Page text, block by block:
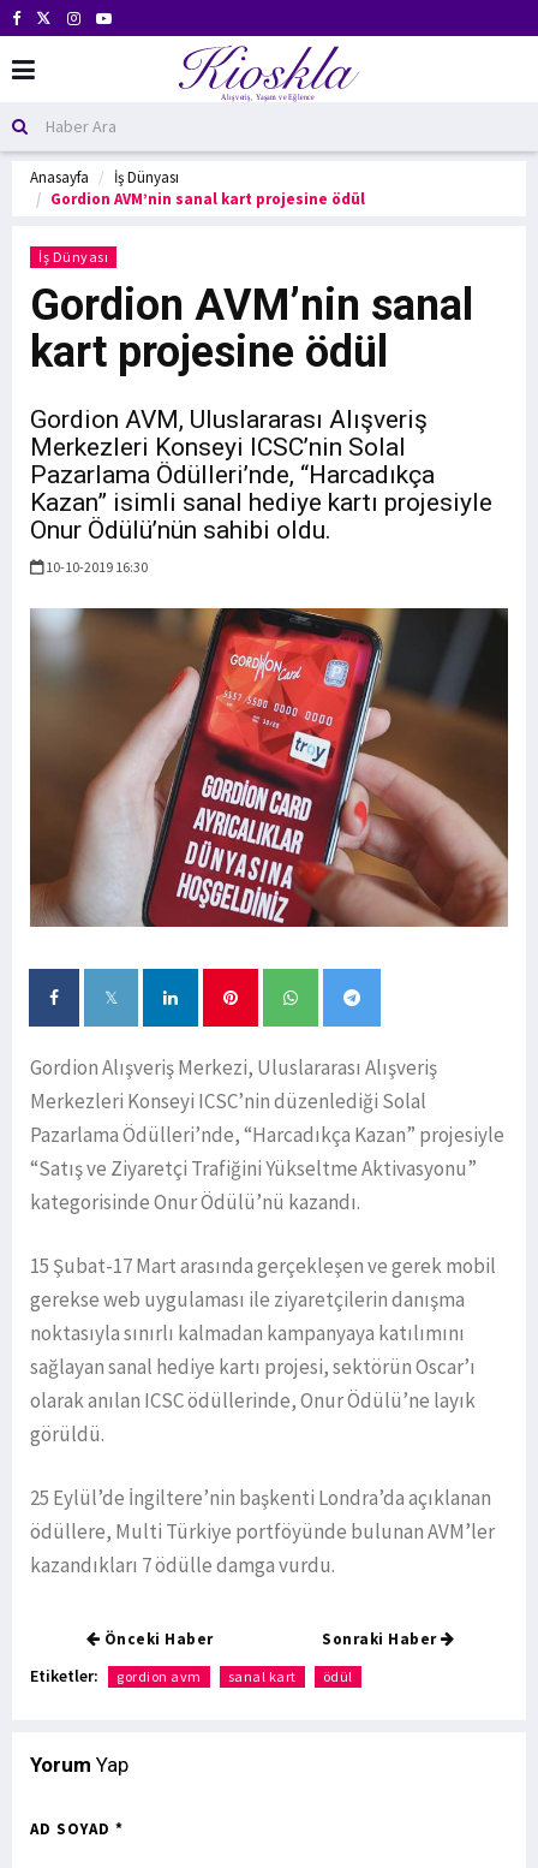
Anasayfa
İş Dünyası
Gordion AVM’nin sanal kart projesine ödül
İş Dünyası
Gordion AVM’nin sanal
kart projesine ödül
Gordion AVM, Uluslararası Alışveriş
Merkezleri Konseyi ICSC’nin Solal
Pazarlama Ödülleri’nde, “Harcadıkça
Kazan” isimli sanal hediye kartı projesiyle
Onur Ödülü’nün sahibi oldu.
10-10-2019 16:30
Gordion Alışveriş Merkezi, Uluslararası Alışveriş
Merkezleri Konseyi ICSC’nin düzenlediği Solal
Pazarlama Ödülleri’nde, “Harcadıkça Kazan” projesiyle
“Satış ve Ziyaretçi Trafiğini Yükseltme Aktivasyonu”
kategorisinde Onur Ödülü’nü kazandı.
15 Şubat-17 Mart arasında gerçekleşen ve gerek mobil
gerekse web uygulaması ile ziyaretçilerin danışma
noktasıyla sınırlı kalmadan kampanyaya katılımını
sağlayan sanal hediye kartı projesi, sektörün Oscar’ı
olarak anılan ICSC ödüllerinde, Onur Ödülü’ne layık
görüldü.
25 Eylül’de İngiltere’nin başkenti Londra’da açıklanan
ödüllere, Multi Türkiye portföyünde bulunan AVM’ler
kazandıkları 7 ödülle damga vurdu.
Önceki Haber Sonraki Haber
Etiketler: gordion avm sanal kart ödül
Yorum Yap
AD SOYAD *